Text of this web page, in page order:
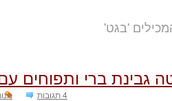
'בגט'
גבינת ברי ותפוחים
4 תגובות